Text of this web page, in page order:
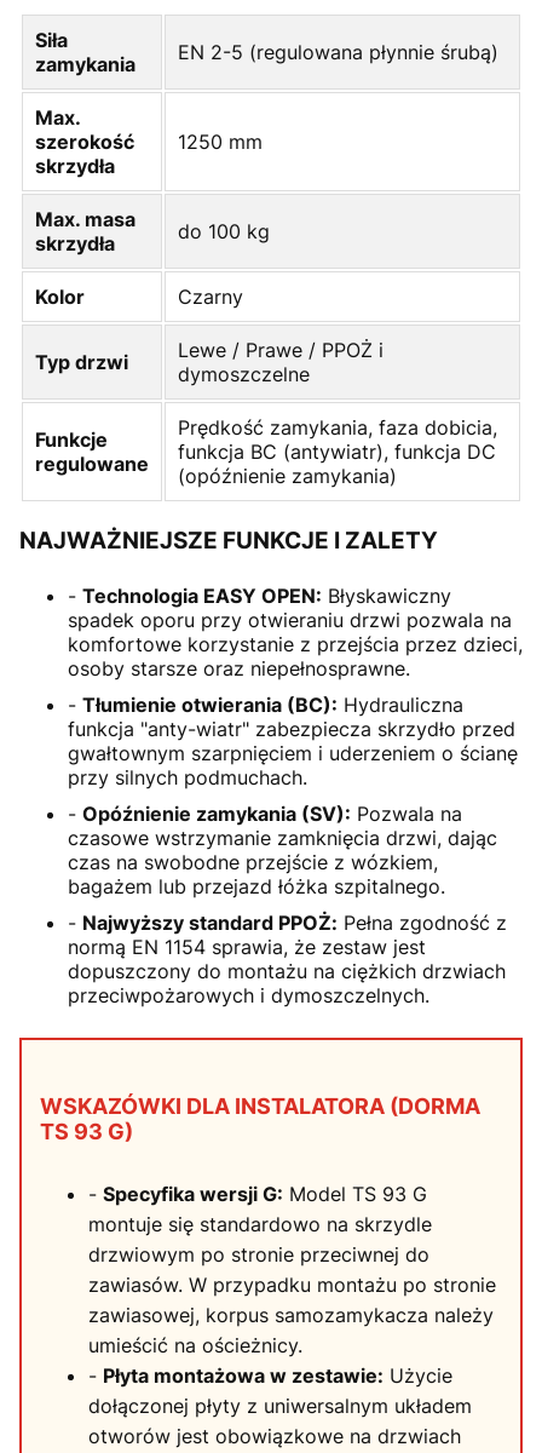
Siła
zamykania
EN 2-5 (regulowana płynnie śrubą)
Max.
szerokość
skrzydła
1250 mm
Max. masa
skrzydła
do 100 kg
Kolor Czarny
Typ drzwi
Lewe / Prawe / PPOŻ i
dymoszczelne
Funkcje
regulowane
Prędkość zamykania, faza dobicia,
funkcja BC (antywiatr), funkcja DC
(opóźnienie zamykania)
NAJWAŻNIEJSZE FUNKCJE I ZALETY
- Technologia EASY OPEN: Błyskawiczny
spadek oporu przy otwieraniu drzwi pozwala na
komfortowe korzystanie z przejścia przez dzieci,
osoby starsze oraz niepełnosprawne.
- Tłumienie otwierania (BC): Hydrauliczna
funkcja "anty-wiatr" zabezpiecza skrzydło przed
gwałtownym szarpnięciem i uderzeniem o ścianę
przy silnych podmuchach.
- Opóźnienie zamykania (SV): Pozwala na
czasowe wstrzymanie zamknięcia drzwi, dając
czas na swobodne przejście z wózkiem,
bagażem lub przejazd łóżka szpitalnego.
- Najwyższy standard PPOŻ: Pełna zgodność z
normą EN 1154 sprawia, że zestaw jest
dopuszczony do montażu na ciężkich drzwiach
przeciwpożarowych i dymoszczelnych.
WSKAZÓWKI DLA INSTALATORA (DORMA
TS 93 G)
- Specyfika wersji G: Model TS 93 G
montuje się standardowo na skrzydle
drzwiowym po stronie przeciwnej do
zawiasów. W przypadku montażu po stronie
zawiasowej, korpus samozamykacza należy
umieścić na ościeżnicy.
- Płyta montażowa w zestawie: Użycie
dołączonej płyty z uniwersalnym układem
otworów jest obowiązkowe na drzwiach